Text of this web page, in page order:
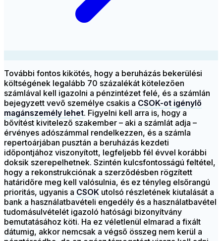
További fontos kikötés, hogy a beruházás bekerülési
költségének legalább 70 százalékát kötelezően
számlával kell igazolni a pénzintézet felé, és a számlán
bejegyzett vevő személye csakis a CSOK-ot igénylő
magánszemély lehet. Figyelni kell arra is, hogy a
bővítést kivitelező szakember – aki a számlát adja –
érvényes adószámmal rendelkezzen, és a számla
repertoárjában pusztán a beruházás kezdeti
időpontjához viszonyított, legfeljebb fél évvel korábbi
doksik szerepelhetnek. Szintén kulcsfontosságú feltétel,
hogy a rekonstrukciónak a szerződésben rögzített
határidőre meg kell valósulnia, és ez tényleg elsőrangú
prioritás, ugyanis a CSOK utolsó részletének kiutalását a
bank a használatbavételi engedély és a használatbavétel
tudomásulvételét igazoló hatósági bizonyítvány
bemutatásához köti. Ha ez véletlenül elmarad a fixált
dátumig, akkor nemcsak a végső összeg nem kerül a